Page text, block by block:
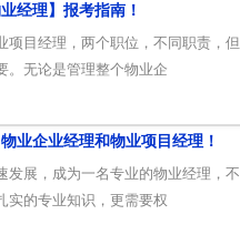
业经理】报考指南！
项目经理，两个职位，不同职责，但
。无论是管理整个物业企
业企业经理和物业项目经理！
发展，成为一名专业的物业经理，不
实的专业知识，更需要权